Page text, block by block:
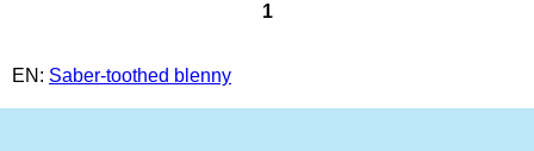
1
EN: Saber-toothed blenny